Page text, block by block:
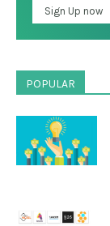
POPULAR